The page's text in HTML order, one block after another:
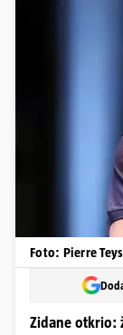
Foto: Pierre
Zidane otkrio: